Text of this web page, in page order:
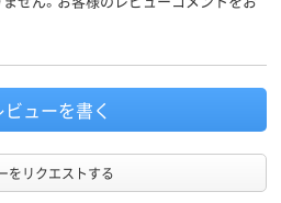
ビューを書く
をリクエストする